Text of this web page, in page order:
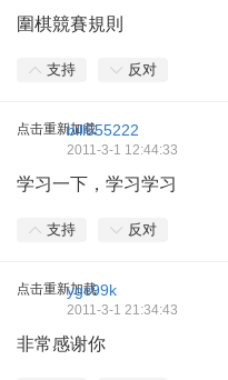
圍棋競賽規則
支持 反对
点击重新加载bill555222
2011-3-1 12:44:33
学习一下，学习学习
支持 反对
点击重新加载
ygc99k
2011-3-1 21:34:43
非常感谢你